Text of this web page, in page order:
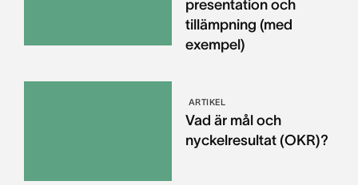
presentation och
tillämpning (med
exempel)
ARTIKEL
Vad är mål och
nyckelresultat (OKR)?